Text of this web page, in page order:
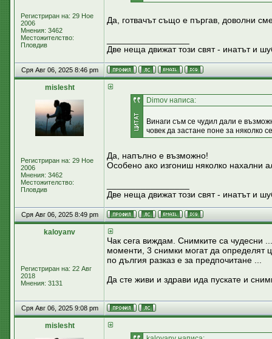
Регистриран на: 29 Ное
2006
Мнения: 3462
Местожителство:
Пловдив
Да, готвачът също е пъргав, доволни
Две неща движат този свят - инатът и
Сря Авг 06, 2025 8:46 pm
mislesht
Регистриран на: 29 Ное
2006
Мнения: 3462
Местожителство:
Пловдив
Dimov написа:
Винаги съм се чудил дали е
човек да застане поне за няколко
Да, напълно е възможно!
Особено ако изгониш няколко нахални
Две неща движат този свят - инатът и
Сря Авг 06, 2025 8:49 pm
kaloyanv
Регистриран на: 22 Авг
2018
Мнения: 3131
Чак сега виждам. Снимките са чудесни
моменти, 3 снимки могат да определят
по дългия разказ е за предпочитане ...
Да сте живи и здрави ида пускате и
Сря Авг 06, 2025 9:08 pm
mislesht